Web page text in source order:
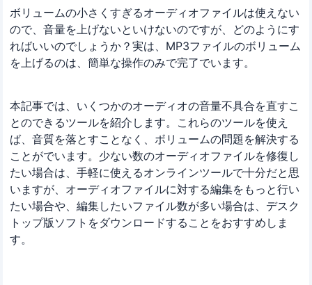
ボリュームの小さくすぎるオーディオファイルは使えない
ので、音量を上げないといけないのですが、どのようにす
ればいいのでしょうか？実は、MP3ファイルのボリューム
を上げるのは、簡単な操作のみで完了でいます。
本記事では、いくつかのオーディオの音量不具合を直すこ
とのできるツールを紹介します。これらのツールを使え
ば、音質を落とすことなく、ボリュームの問題を解決する
ことがでいます。少ない数のオーディオファイルを修復し
たい場合は、手軽に使えるオンラインツールで十分だと思
いますが、オーディオファイルに対する編集をもっと行い
たい場合や、編集したいファイル数が多い場合は、デスク
トップ版ソフトをダウンロードすることをおすすめしま
す。